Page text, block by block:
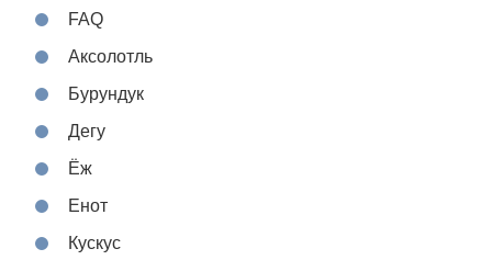
FAQ
Аксолотль
Бурундук
Дегу
Ёж
Енот
Кускус